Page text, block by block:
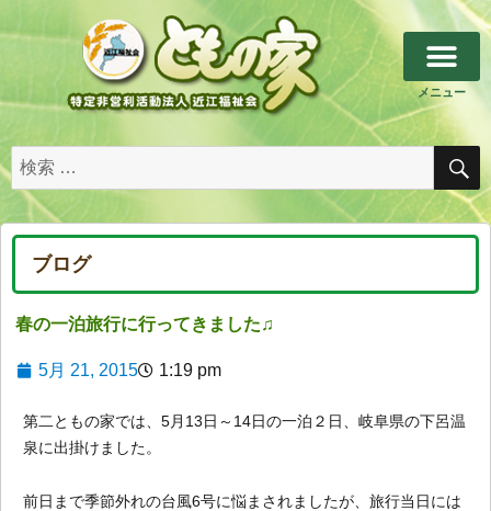
メニュー
ブログ
春の一泊旅行に行ってきました♫
5月 21, 2015 1:19 pm
第二ともの家では、5月13日～14日の一泊２日、岐阜県の下呂温
泉に出掛けました。
前日まで季節外れの台風6号に悩まされましたが、旅行当日には